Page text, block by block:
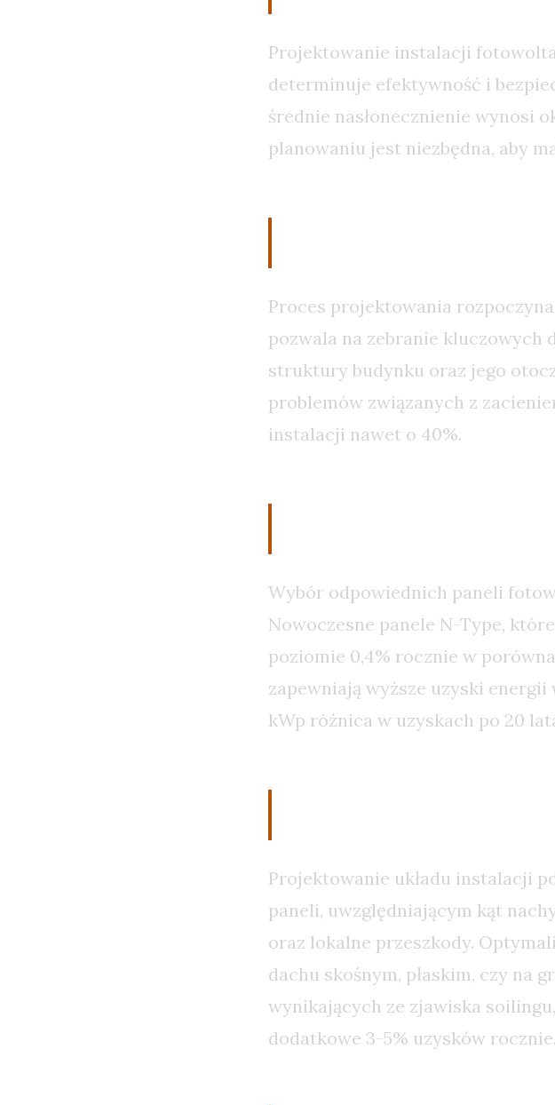
Projektowanie instalacji
determinuje efektywność i
średnie nasłonecznienie wynosi
planowaniu jest niezbędna, aby
Proces projektowania
pozwala na zebranie kluczowych
struktury budynku oraz jego
problemów związanych z
instalacji nawet o 40%.
Wybór odpowiednich paneli
Nowoczesne panele N-Type,
poziomie 0,4% rocznie w
zapewniają wyższe uzyski
kWp różnica w uzyskach po 20
Projektowanie układu instalacji
paneli, uwzględniającym kąt
oraz lokalne przeszkody.
dachu skośnym, płaskim, czy na
wynikających ze zjawiska
dodatkowe 3-5% uzysków rocznie.